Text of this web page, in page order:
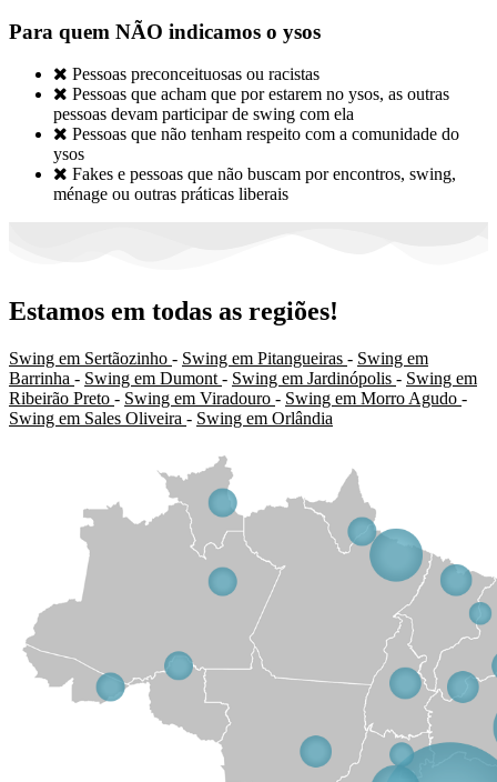
Para quem NÃO indicamos o ysos
 Pessoas preconceituosas ou racistas
 Pessoas que acham que por estarem no ysos, as outras
pessoas devam participar de swing com ela
 Pessoas que não tenham respeito com a comunidade do
ysos
 Fakes e pessoas que não buscam por encontros, swing,
ménage ou outras práticas liberais
Estamos em todas as regiões!
Swing em Sertãozinho - Swing em Pitangueiras - Swing em
Barrinha - Swing em Dumont - Swing em Jardinópolis - Swing em
Ribeirão Preto - Swing em Viradouro - Swing em Morro Agudo -
Swing em Sales Oliveira - Swing em Orlândia